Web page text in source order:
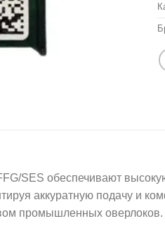
SES обеспечивают
аккуратную подачу и
промышленных оверлоков.